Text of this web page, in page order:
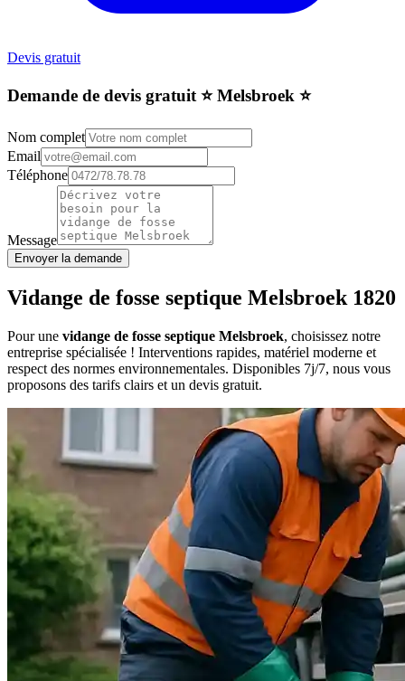
Devis gratuit
Demande de devis gratuit ⭐️ Melsbroek ⭐️
Nom complet
Email
Téléphone
Message
Envoyer la demande
Vidange de fosse septique Melsbroek 1820
Pour une vidange de fosse septique Melsbroek, choisissez notre
entreprise spécialisée ! Interventions rapides, matériel moderne et
respect des normes environnementales. Disponibles 7j/7, nous vous
proposons des tarifs clairs et un devis gratuit.